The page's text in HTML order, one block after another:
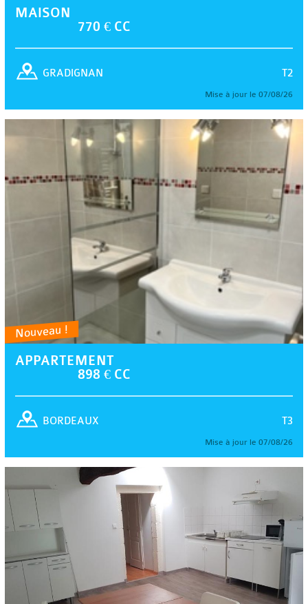
MAISON
770 € CC
T2
GRADIGNAN
Mise à jour le 07/08/26
Nouveau !
APPARTEMENT
898 € CC
T3
BORDEAUX
Mise à jour le 07/08/26